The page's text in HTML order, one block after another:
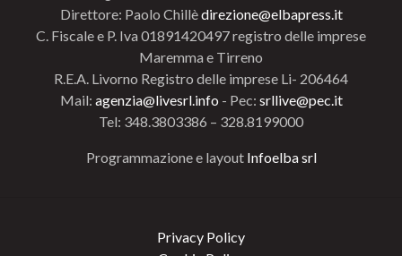
Direttore: Paolo Chillèdirezione@elbapress.it
C. Fiscale e P. Iva 01891420497 registro delle imprese
Maremma e Tirreno
R.E.A. Livorno Registro delle imprese Li- 206464
Mail: agenzia@livesrl.info - Pec: srllive@pec.it
Tel: 348.3803386 – 328.8199000
Programmazione e layout Infoelba srl
Privacy Policy